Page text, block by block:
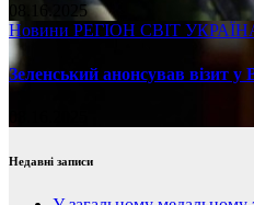
08.16.2025
Новини РЕГІОН СВІТ
Зеленський анонсував візит
Недавні записи